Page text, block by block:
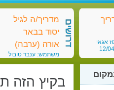
אגאי
מדריך/ה לגיל
יסוד בבאר
אורה (ערבה)
משתמש: ענבר טובול
דרושים
בקיץ הזה